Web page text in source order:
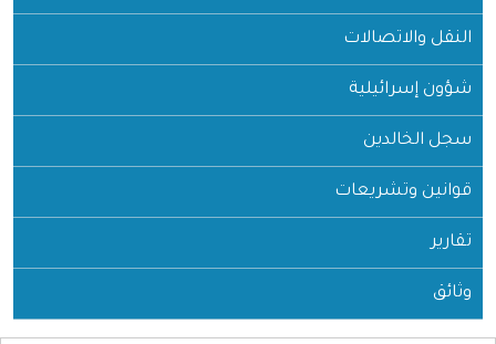
النقل والاتصالات
شؤون إسرائيلية
سجل الخالدين
قوانين وتشريعات
تقارير
وثائق